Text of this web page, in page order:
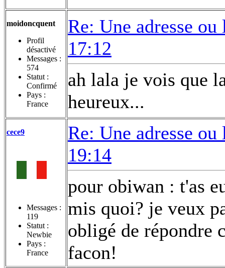
moidoncquent
Profil
désactivé
Messages :
574
Statut :
Confirmé
Pays :
France
Re: Une adresse
17:12
ah lala je vois que
heureux...
cece9
Messages :
119
Statut :
Newbie
Pays :
France
Re: Une adresse
19:14
pour obiwan : t'as
mis quoi? je veux
obligé de répondre
facon!